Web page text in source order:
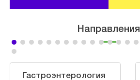
Направления
Гастроэнтерология